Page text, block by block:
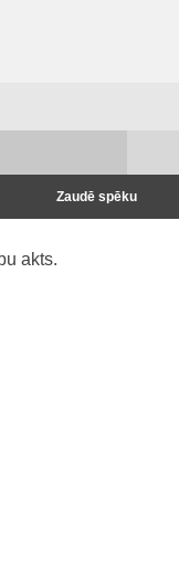
Zaudē spēku
akts.